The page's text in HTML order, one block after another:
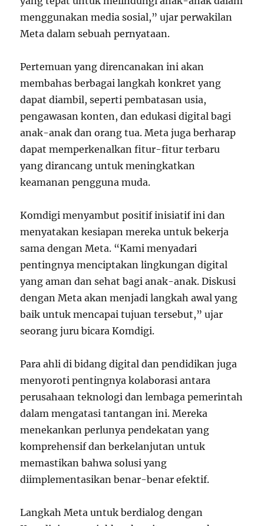
menggunakan media sosial,” ujar perwakilan
Meta dalam sebuah pernyataan.
Pertemuan yang direncanakan ini akan
membahas berbagai langkah konkret yang
dapat diambil, seperti pembatasan usia,
pengawasan konten, dan edukasi digital bagi
anak-anak dan orang tua. Meta juga berharap
dapat memperkenalkan fitur-fitur terbaru
yang dirancang untuk meningkatkan
keamanan pengguna muda.
Komdigi menyambut positif inisiatif ini dan
menyatakan kesiapan mereka untuk bekerja
sama dengan Meta. “Kami menyadari
pentingnya menciptakan lingkungan digital
yang aman dan sehat bagi anak-anak. Diskusi
dengan Meta akan menjadi langkah awal yang
baik untuk mencapai tujuan tersebut,” ujar
seorang juru bicara Komdigi.
Para ahli di bidang digital dan pendidikan juga
menyoroti pentingnya kolaborasi antara
perusahaan teknologi dan lembaga pemerintah
dalam mengatasi tantangan ini. Mereka
menekankan perlunya pendekatan yang
komprehensif dan berkelanjutan untuk
memastikan bahwa solusi yang
diimplementasikan benar-benar efektif.
Langkah Meta untuk berdialog dengan